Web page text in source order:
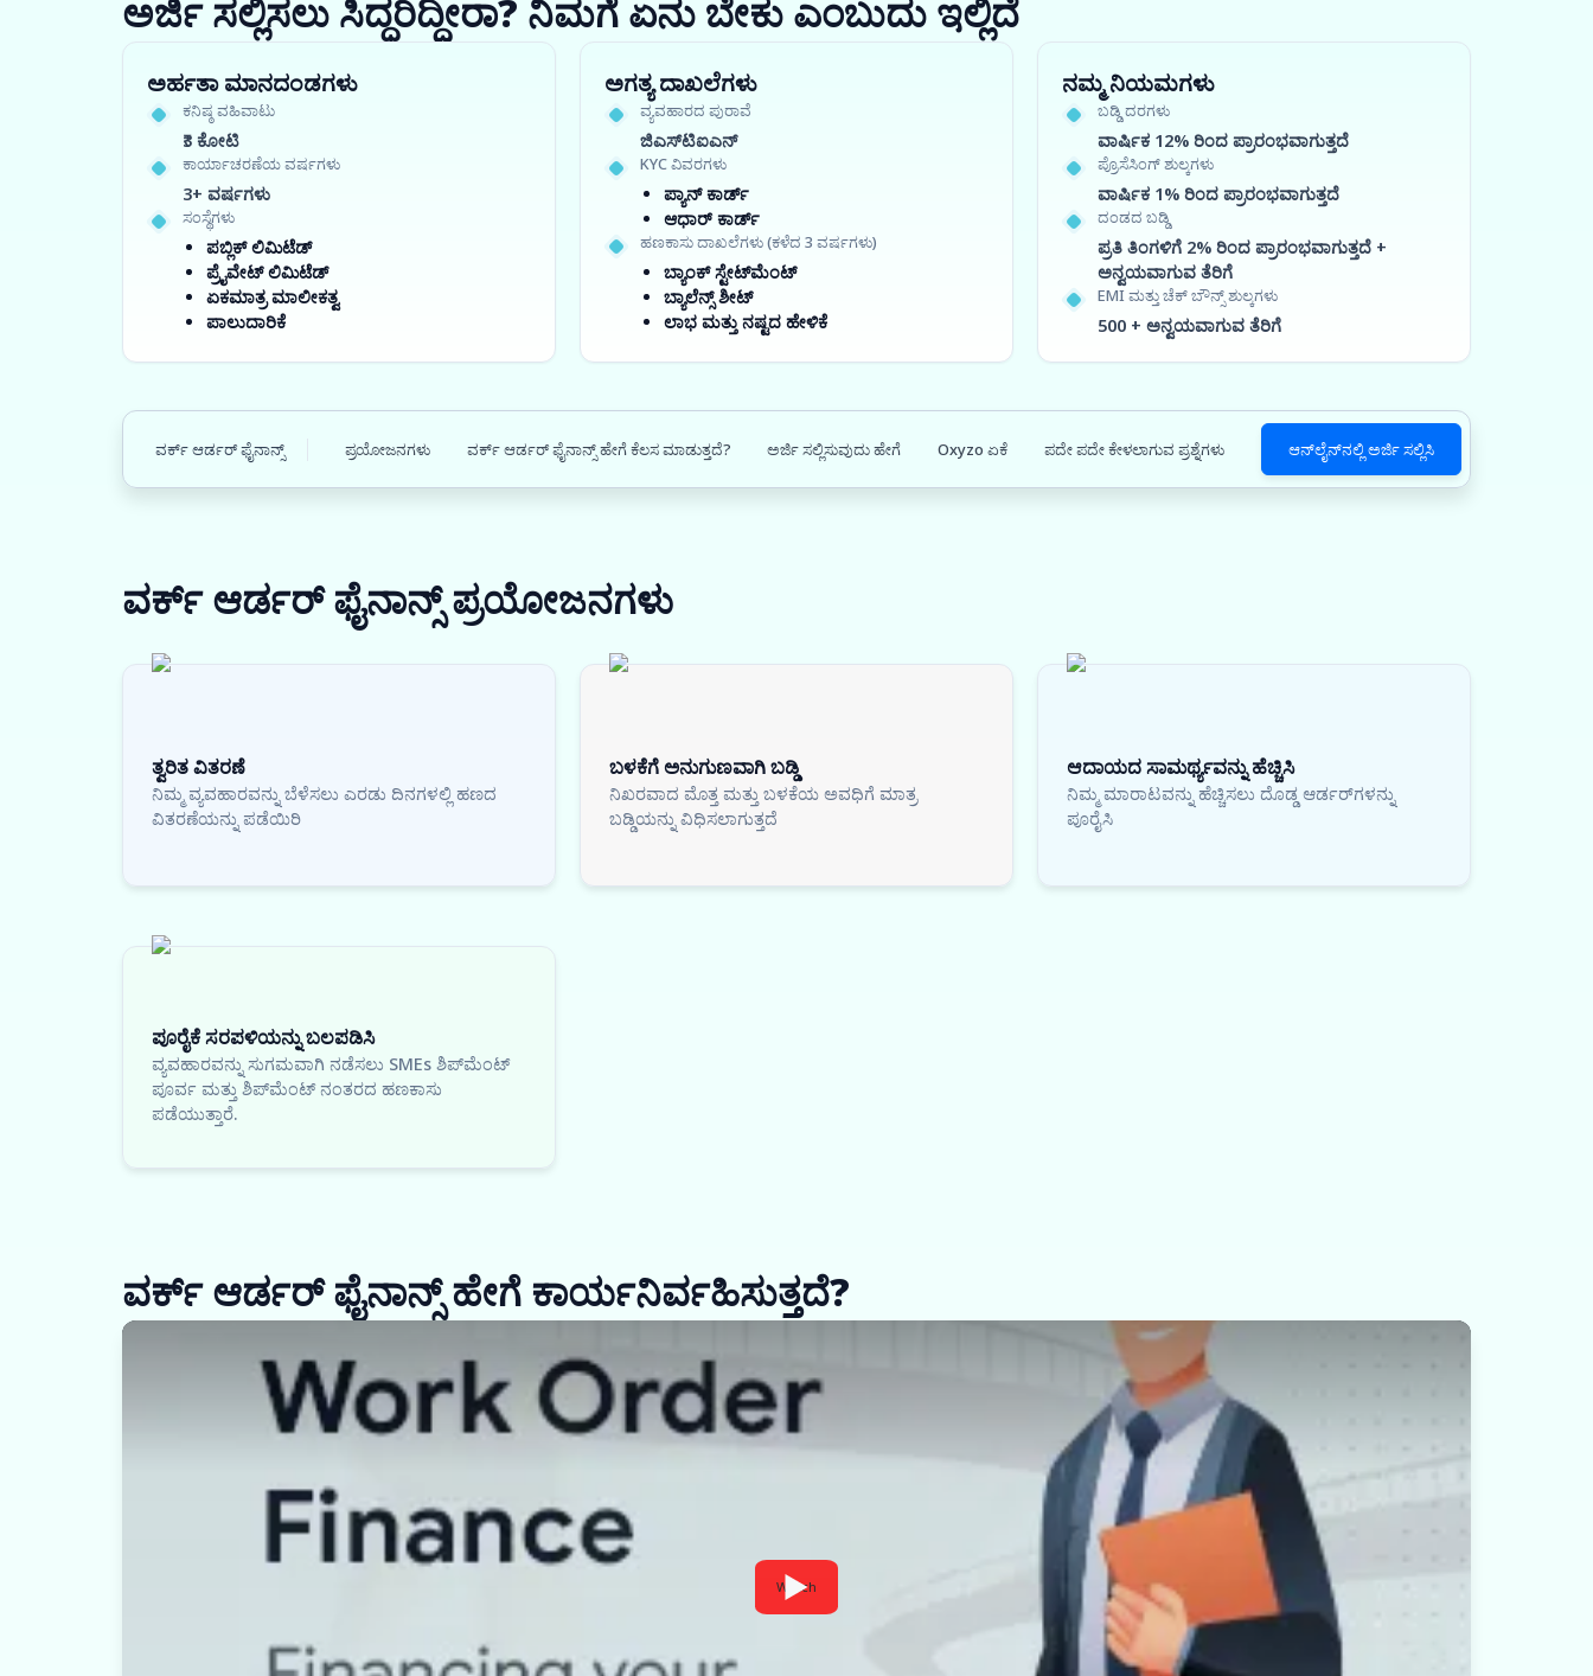
ಅರ್ಜಿ ಸಲ್ಲಿಸಲು ಸಿದ್ಧರಿದ್ದೀರಾ? ನಿಮಗೆ ಏನು ಬೇಕು ಎಂಬುದು ಇಲ್ಲಿದೆ
ಅರ್ಹತಾ ಮಾನದಂಡಗಳು
ಕನಿಷ್ಠ ವಹಿವಾಟು
₹3 ಕೋಟಿ
ಕಾರ್ಯಾಚರಣೆಯ ವರ್ಷಗಳು
3+ ವರ್ಷಗಳು
ಸಂಸ್ಥೆಗಳು
ಪಬ್ಲಿಕ್ ಲಿಮಿಟೆಡ್
ಪ್ರೈವೇಟ್ ಲಿಮಿಟೆಡ್
ಏಕಮಾತ್ರ ಮಾಲೀಕತ್ವ
ಪಾಲುದಾರಿಕೆ
ಅಗತ್ಯ ದಾಖಲೆಗಳು
ವ್ಯವಹಾರದ ಪುರಾವೆ
ಜಿಎಸ್‍ಟಿಐಎನ್
KYC ವಿವರಗಳು
ಪ್ಯಾನ್ ಕಾರ್ಡ್
ಆಧಾರ್ ಕಾರ್ಡ್
ಹಣಕಾಸು ದಾಖಲೆಗಳು (ಕಳೆದ 3 ವರ್ಷಗಳು)
ಬ್ಯಾಂಕ್ ಸ್ಟೇಟ್‌ಮೆಂಟ್
ಬ್ಯಾಲೆನ್ಸ್ ಶೀಟ್
ಲಾಭ ಮತ್ತು ನಷ್ಟದ ಹೇಳಿಕೆ
ನಮ್ಮ ನಿಯಮಗಳು
ಬಡ್ಡಿ ದರಗಳು
ವಾರ್ಷಿಕ 12% ರಿಂದ ಪ್ರಾರಂಭವಾಗುತ್ತದೆ
ಪ್ರೊಸೆಸಿಂಗ್ ಶುಲ್ಕಗಳು
ವಾರ್ಷಿಕ 1% ರಿಂದ ಪ್ರಾರಂಭವಾಗುತ್ತದೆ
ದಂಡದ ಬಡ್ಡಿ
ಪ್ರತಿ ತಿಂಗಳಿಗೆ 2% ರಿಂದ ಪ್ರಾರಂಭವಾಗುತ್ತದೆ +
ಅನ್ವಯವಾಗುವ ತೆರಿಗೆ
EMI ಮತ್ತು ಚೆಕ್ ಬೌನ್ಸ್ ಶುಲ್ಕಗಳು
500 + ಅನ್ವಯವಾಗುವ ತೆರಿಗೆ
ವರ್ಕ್ ಆರ್ಡರ್ ಫೈನಾನ್ಸ್ ಪ್ರಯೋಜನಗಳು ವರ್ಕ್ ಆರ್ಡರ್ ಫೈನಾನ್ಸ್ ಹೇಗೆ ಕೆಲಸ ಮಾಡುತ್ತದೆ? ಅರ್ಜಿ ಸಲ್ಲಿಸುವುದು ಹೇಗೆ Oxyzo ಏಕೆ ಪದೇ ಪದೇ ಕೇಳಲಾಗುವ ಪ್ರಶ್ನೆಗಳು ಆನ್‌ಲೈನ್‌ನಲ್ಲಿ ಅರ್ಜಿ ಸಲ್ಲಿಸಿ
ವರ್ಕ್ ಆರ್ಡರ್ ಫೈನಾನ್ಸ್ಪ್ರಯೋಜನಗಳು
ತ್ವರಿತ ವಿತರಣೆ
ನಿಮ್ಮ ವ್ಯವಹಾರವನ್ನು ಬೆಳೆಸಲು ಎರಡು ದಿನಗಳಲ್ಲಿ ಹಣದ
ವಿತರಣೆಯನ್ನು ಪಡೆಯಿರಿ
ಬಳಕೆಗೆ ಅನುಗುಣವಾಗಿ ಬಡ್ಡಿ
ನಿಖರವಾದ ಮೊತ್ತ ಮತ್ತು ಬಳಕೆಯ ಅವಧಿಗೆ ಮಾತ್ರ
ಬಡ್ಡಿಯನ್ನು ವಿಧಿಸಲಾಗುತ್ತದೆ
ಆದಾಯದ ಸಾಮರ್ಥ್ಯವನ್ನು ಹೆಚ್ಚಿಸಿ
ನಿಮ್ಮ ಮಾರಾಟವನ್ನು ಹೆಚ್ಚಿಸಲು ದೊಡ್ಡ ಆರ್ಡರ್‌ಗಳನ್ನು
ಪೂರೈಸಿ
ಪೂರೈಕೆ ಸರಪಳಿಯನ್ನು ಬಲಪಡಿಸಿ
ವ್ಯವಹಾರವನ್ನು ಸುಗಮವಾಗಿ ನಡೆಸಲು SMEs ಶಿಪ್‌ಮೆಂಟ್
ಪೂರ್ವ ಮತ್ತು ಶಿಪ್‌ಮೆಂಟ್ ನಂತರದ ಹಣಕಾಸು
ಪಡೆಯುತ್ತಾರೆ.
ವರ್ಕ್ ಆರ್ಡರ್ ಫೈನಾನ್ಸ್ ಹೇಗೆ ಕಾರ್ಯನಿರ್ವಹಿಸುತ್ತದೆ?
Watch